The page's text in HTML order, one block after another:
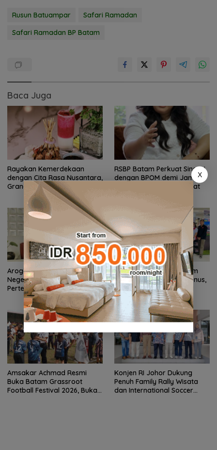
Rusun Batuampar
Safari Ramadan
Safari Ramadan BP Batam
Baca Juga
Rayakan Kemerdekaan
dengan Cita Rasa Nusantara,
Grand Mercure Batam Centre
Hadirkan “Flavours of
Nusantara”
RSBP Batam Perkuat Sinergi
dengan BPOM demi Jamin
Keamanan dan Mutu Obat
Arogansi Jakarta di Beranda
Negeri: Catatan dari
Pertemuan Ketua Umum PWI
dan KJK di Batam
PKP Expo di Grand Batam
Mall Hadirkan Double Bonus,
Untung Berkali-kali
Amsakar Achmad Resmi
Buka Batam Grassroot
Football Festival 2026, Buka
Konjen RI Johor Dukung
Penuh Family Rally Wisata
dan International Soccer
X